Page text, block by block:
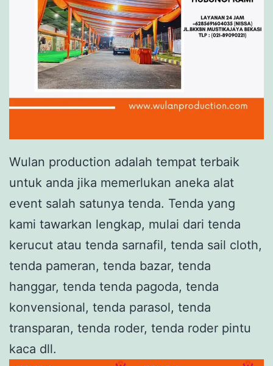
Wulan production adalah tempat terbaik
untuk anda jika memerlukan aneka alat
event salah satunya tenda. Tenda yang
kami tawarkan lengkap, mulai dari tenda
kerucut atau tenda sarnafil, tenda sail cloth,
tenda pameran, tenda bazar, tenda
hanggar, tenda tenda pagoda, tenda
konvensional, tenda parasol, tenda
transparan, tenda roder, tenda roder pintu
kaca dll.